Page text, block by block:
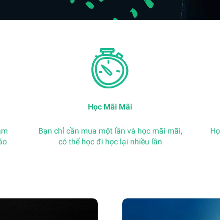
Học Mãi Mãi
Bạn chỉ cần mua một lần và học mãi mãi,
có thể học đi học lại nhiều lần